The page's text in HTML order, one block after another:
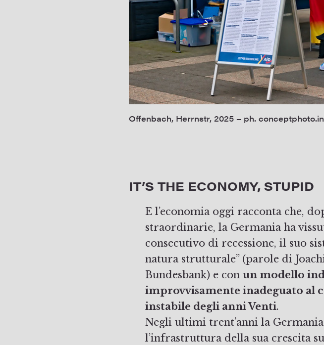
Offenbach, Herrnstr, 2025 – ph.
IT’S THE ECONOMY, STUPID
E l’economia oggi racconta che,
straordinarie, la Germania ha
consecutivo di recessione, il suo
natura strutturale” (parole di
Bundesbank) e conun modello
improvvisamente inadeguato al
instabile degli anni Venti.
Negli ultimi trent’anni la
l’infrastruttura della sua crescita